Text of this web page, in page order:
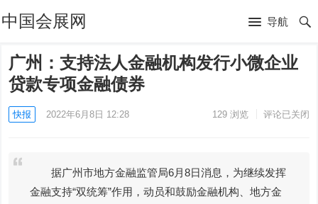
中国会展网 导航
广州：支持法人金融机构发行小微企业
贷款专项金融债券
快报 2022年6月8日 12:28 129浏览 评论已关闭
据广州市地方金融监管局6月8日消息，为继续发挥
金融支持“双统筹”作用，动员和鼓励金融机构、地方金